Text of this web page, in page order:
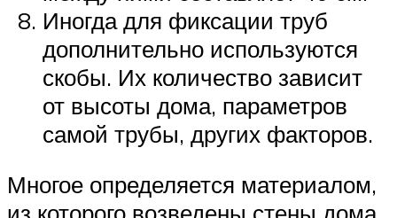
Иногда для фиксации труб
дополнительно используются
скобы. Их количество зависит
от высоты дома, параметров
самой трубы, других факторов.
Многое определяется материалом,